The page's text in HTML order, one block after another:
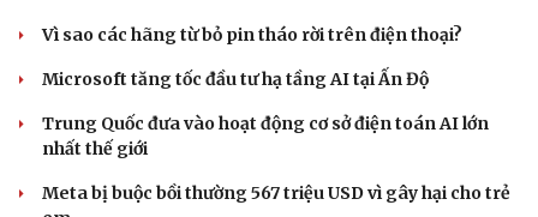
Vì sao các hãng từ bỏ pin tháo rời trên điện thoại?
Microsoft tăng tốc đầu tư hạ tầng AI tại Ấn Độ
Trung Quốc đưa vào hoạt động cơ sở điện toán AI lớn
nhất thế giới
Meta bị buộc bồi thường 567 triệu USD vì gây hại cho trẻ